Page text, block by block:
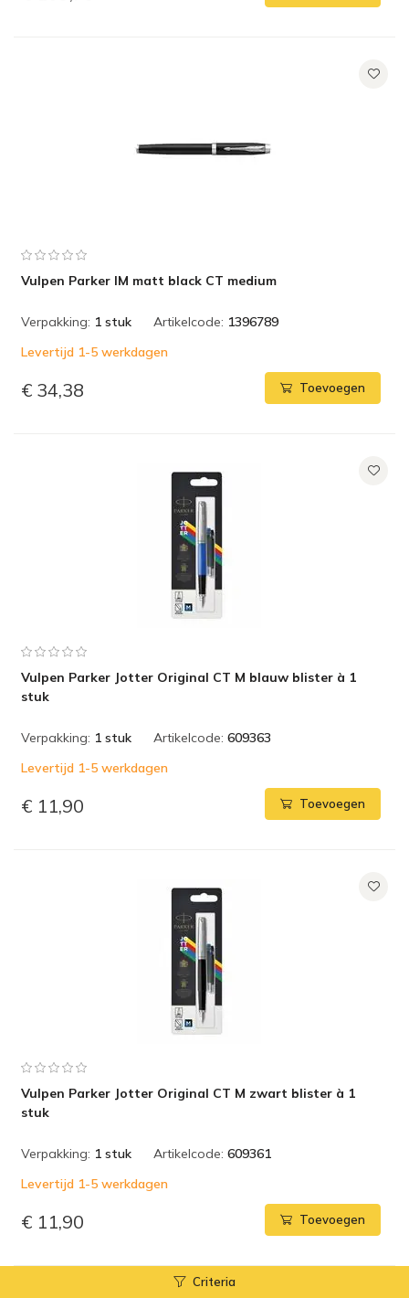
Vulpen Parker IM matt black CT medium
Verpakking: 1 stuk Artikelcode: 1396789
Levertijd 1-5 werkdagen
€ 34,38 Toevoegen
Vulpen Parker Jotter Original CT M blauw blister à 1
stuk
Verpakking: 1 stuk Artikelcode: 609363
Levertijd 1-5 werkdagen
€ 11,90 Toevoegen
Vulpen Parker Jotter Original CT M zwart blister à 1
stuk
Verpakking: 1 stuk Artikelcode: 609361
Levertijd 1-5 werkdagen
€ 11,90 Toevoegen
Criteria